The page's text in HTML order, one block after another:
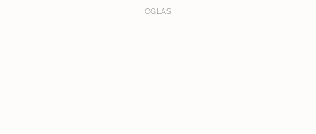
OGLAS